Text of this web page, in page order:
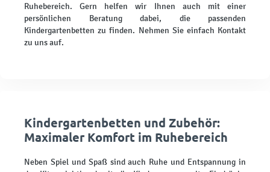
Ruhebereich. Gern helfen wir Ihnen auch mit einer
persönlichen Beratung dabei, die passenden
Kindergartenbetten zu finden. Nehmen Sie einfach Kontakt
zu uns auf.
Kindergartenbetten und Zubehör:
Maximaler Komfort im Ruhebereich
Neben Spiel und Spaß sind auch Ruhe und Entspannung in